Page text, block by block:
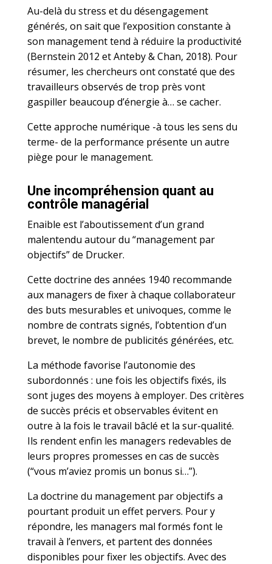
Au-delà du stress et du désengagement
générés, on sait que l’exposition constante à
son management tend à réduire la productivité
(Bernstein 2012 et Anteby & Chan, 2018). Pour
résumer, les chercheurs ont constaté que des
travailleurs observés de trop près vont
gaspiller beaucoup d’énergie à… se cacher.
Cette approche numérique -à tous les sens du
terme- de la performance présente un autre
piège pour le management.
Une incompréhension quant au
contrôle managérial
Enaible est l’aboutissement d’un grand
malentendu autour du “management par
objectifs” de Drucker.
Cette doctrine des années 1940 recommande
aux managers de fixer à chaque collaborateur
des buts mesurables et univoques, comme le
nombre de contrats signés, l’obtention d’un
brevet, le nombre de publicités générées, etc.
La méthode favorise l’autonomie des
subordonnés : une fois les objectifs fixés, ils
sont juges des moyens à employer. Des critères
de succès précis et observables évitent en
outre à la fois le travail bâclé et la sur-qualité.
Ils rendent enfin les managers redevables de
leurs propres promesses en cas de succès
(“vous m’aviez promis un bonus si…”).
La doctrine du management par objectifs a
pourtant produit un effet pervers. Pour y
répondre, les managers mal formés font le
travail à l’envers, et partent des données
disponibles pour fixer les objectifs. Avec des